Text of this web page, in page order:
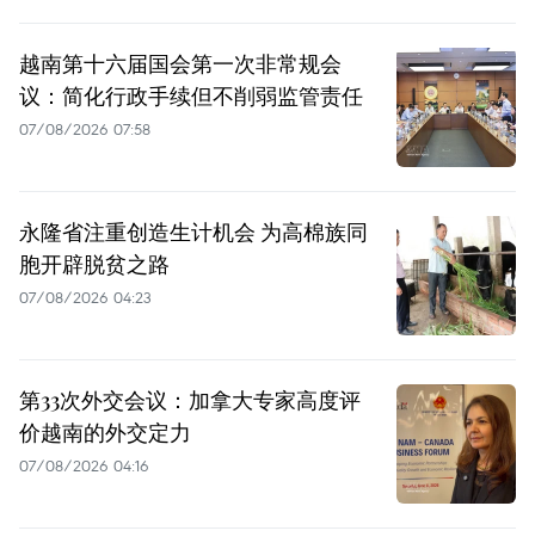
越南第十六届国会第一次非常规会
议：简化行政手续但不削弱监管责任
07/08/2026 07:58
永隆省注重创造生计机会 为高棉族同
胞开辟脱贫之路
07/08/2026 04:23
第33次外交会议：加拿大专家高度评
价越南的外交定力
07/08/2026 04:16